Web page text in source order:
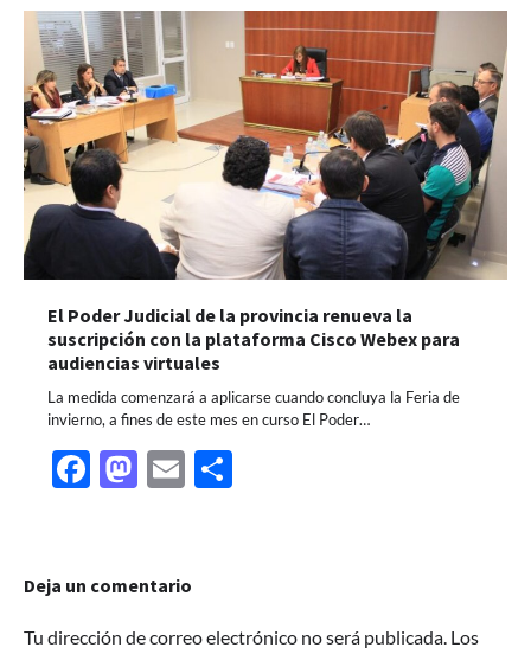
El Poder Judicial de la provincia renueva la
suscripción con la plataforma Cisco Webex para
audiencias virtuales
La medida comenzará a aplicarse cuando concluya la Feria de
invierno, a fines de este mes en curso El Poder…
Facebook
Mastodon
Email
Deja un comentario
Tu dirección de correo electrónico no será publicada. Los